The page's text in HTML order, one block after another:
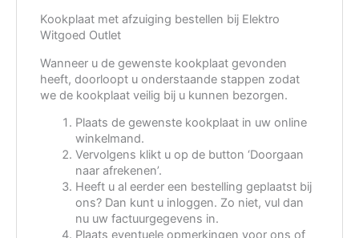
Kookplaat met afzuiging bestellen bij Elektro
Witgoed Outlet
Wanneer u de gewenste kookplaat gevonden
heeft, doorloopt u onderstaande stappen zodat
we de kookplaat veilig bij u kunnen bezorgen.
Plaats de gewenste kookplaat in uw online
winkelmand.
Vervolgens klikt u op de button ‘Doorgaan
naar afrekenen’.
Heeft u al eerder een bestelling geplaatst bij
ons? Dan kunt u inloggen. Zo niet, vul dan
nu uw factuurgegevens in.
Plaats eventuele opmerkingen voor ons of